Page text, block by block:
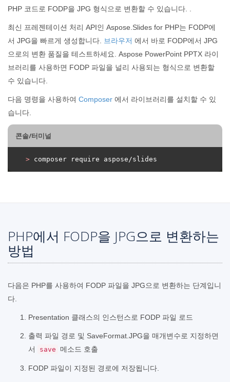
PHP 코드로 FODP을 JPG 형식으로 변환할 수 있습니다. .
최신 프레젠테이션 처리 API인 Aspose.Slides for PHP는 FODP에
서 JPG을 빠르게 생성합니다.
브라우저 에서 바로 FODP에서 JPG
으로의 변환 품질을 테스트하세요. Aspose PowerPoint PPTX 라이
브러리를 사용하면 FODP 파일을 널리 사용되는 형식으로 변환할
수 있습니다.
다음 명령을 사용하여 Composer 에서 라이브러리를 설치할 수 있
습니다.
콘솔/터미널
> composer require aspose/slides
PHP에서 FODP을 JPG으로 변환하는
방법
다음은 PHP를 사용하여 FODP 파일을 JPG으로 변환하는 단계입니
다.
Presentation 클래스의 인스턴스로 FODP 파일 로드
출력 파일 경로 및 SaveFormat.JPG을 매개변수로 지정하면
서
save 메소드 호출
FODP 파일이 지정된 경로에 저장됩니다.